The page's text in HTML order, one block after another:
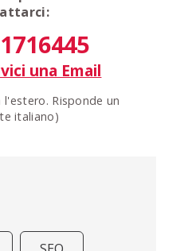
una Email
Risponde un
italiano)